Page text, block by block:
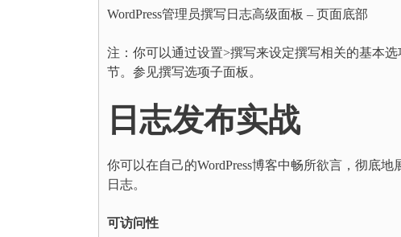
WordPress管理员撰写日志高级面板 – 页面底部
注：你可以通过设置>撰写来设定撰写相关的基本
节。参见撰写选项子面板。
日志发布实战
你可以在自己的WordPress博客中畅所欲言，彻底
日志。
可访问性